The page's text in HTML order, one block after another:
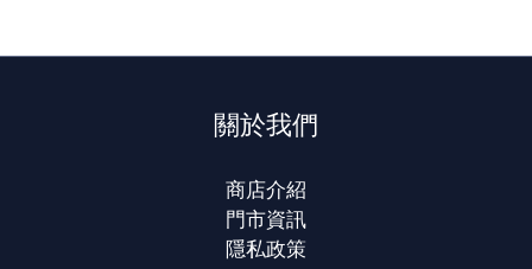
關於我們
商店介紹
門市資訊
隱私政策